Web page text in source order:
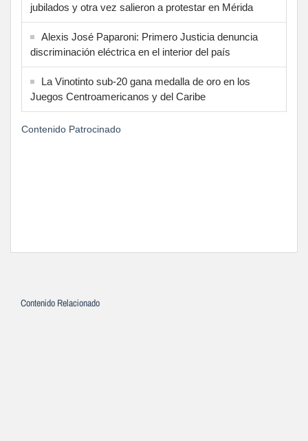
jubilados y otra vez salieron a protestar en Mérida
Alexis José Paparoni: Primero Justicia denuncia
discriminación eléctrica en el interior del país
La Vinotinto sub-20 gana medalla de oro en los
Juegos Centroamericanos y del Caribe
Contenido Patrocinado
Contenido Relacionado